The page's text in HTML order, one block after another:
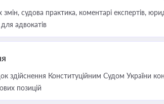
судова практика, коментарі експертів,
адвокатів
здійснення Конституційним Судом України
позицій